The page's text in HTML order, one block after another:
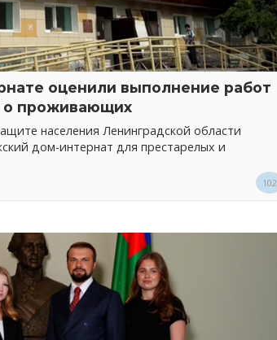
оценили выполнение работ
о проживающих
населения Ленинградской области
дом-интернат для престарелых и
102